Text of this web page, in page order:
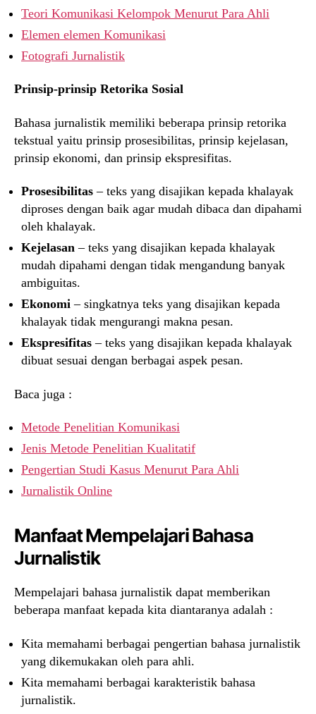
Teori Komunikasi Kelompok Menurut Para Ahli
Elemen elemen Komunikasi
Fotografi Jurnalistik
Prinsip-prinsip Retorika Sosial
Bahasa jurnalistik memiliki beberapa prinsip retorika
tekstual yaitu prinsip prosesibilitas, prinsip kejelasan,
prinsip ekonomi, dan prinsip ekspresifitas.
Prosesibilitas – teks yang disajikan kepada khalayak
diproses dengan baik agar mudah dibaca dan dipahami
oleh khalayak.
Kejelasan – teks yang disajikan kepada khalayak
mudah dipahami dengan tidak mengandung banyak
ambiguitas.
Ekonomi – singkatnya teks yang disajikan kepada
khalayak tidak mengurangi makna pesan.
Ekspresifitas – teks yang disajikan kepada khalayak
dibuat sesuai dengan berbagai aspek pesan.
Baca juga :
Metode Penelitian Komunikasi
Jenis Metode Penelitian Kualitatif
Pengertian Studi Kasus Menurut Para Ahli
Jurnalistik Online
Manfaat Mempelajari Bahasa
Jurnalistik
Mempelajari bahasa jurnalistik dapat memberikan
beberapa manfaat kepada kita diantaranya adalah :
Kita memahami berbagai pengertian bahasa jurnalistik
yang dikemukakan oleh para ahli.
Kita memahami berbagai karakteristik bahasa
jurnalistik.